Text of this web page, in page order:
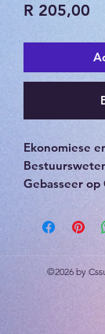
R 205,00
Ekonomiese
Gebasseer op
Ekonomiese en
tot 4.
©2026 by